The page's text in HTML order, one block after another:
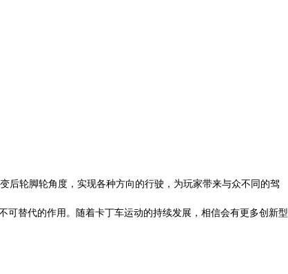
后轮脚轮角度，实现各种方向的行驶，为玩家带来与众不同的驾
替代的作用。随着卡丁车运动的持续发展，相信会有更多创新型